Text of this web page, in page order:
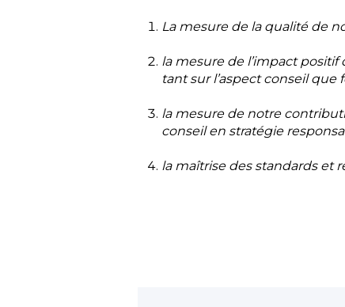
La mesure de la qualité de
la mesure de l’impact
tant sur l’aspect conseil que
la mesure de notre
conseil en stratégie
la maîtrise des standards et